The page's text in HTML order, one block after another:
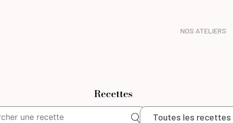
NOS ATELIERS
Recettes
Toutes les recettes